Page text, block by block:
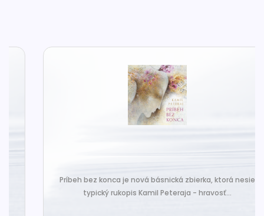
Príbeh bez konca je nová básnická zbierka, ktorá nesie
typický rukopis Kamil Peteraja - hravosť...